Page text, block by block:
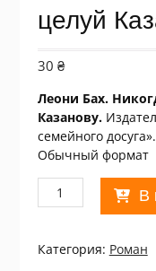
целуй
30 ₴
Леони Бах.
Казанову.
семейного
Обычный формат
Количество
товара
Бах.
Никогда
В
Категория: Роман